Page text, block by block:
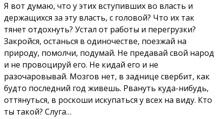
Я вот думаю, что у этих вступивших во власть и
держащихся за эту власть, с головой? Что их так
тянет отдохнуть? Устал от работы и перегрузки?
Закройся, останься в одиночестве, поезжай на
природу, помолчи, подумай. Не предавай свой народ
и не провоцируй его. Не кидай его и не
разочаровывай. Мозгов нет, в заднице свербит, как
будто последний год живешь. Рвануть куда-нибудь,
оттянуться, в роскоши искупаться у всех на виду. Кто
ты такой? Слуга…